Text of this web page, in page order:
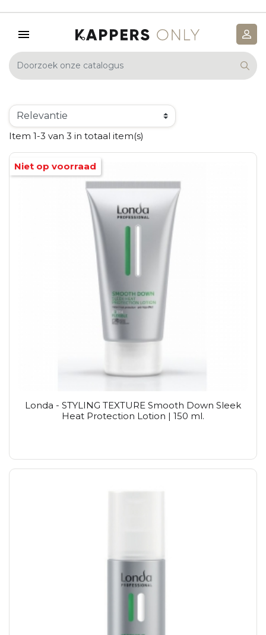
Item 1-3 van 3 in totaal item(s)
Londa - STYLING TEXTURE Smooth Down Sleek
Heat Protection Lotion | 150 ml.
Niet op voorraad